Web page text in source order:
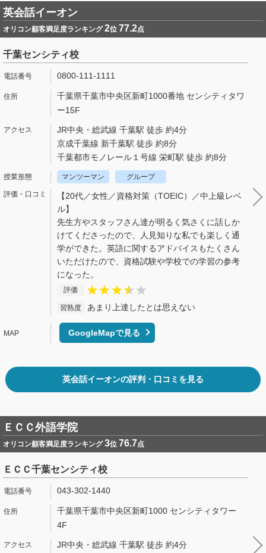
英会話イーオン
オリコン顧客満足度ランキング2位 77.2点
千葉センシティ校
0800-111-1111
千葉県千葉市中央区新町1000番地 センシティタワ
ー15F
JR中央・総武線 千葉駅 徒歩 約4分
京成千葉線 新千葉駅 徒歩 約8分
千葉都市モノレール１号線 栄町駅 徒歩 約8分
マンツーマン グループ
【20代／女性／資格対策（TOEIC）／中上級レベ
ル】
先生方やスタッフさん達が明るく気さくに話しか
けてくださったので、人見知りな私でも楽しく通
学ができた。英語に関するアドバイスもたくさん
いただけたので、資格試験や学校での学習の参考
になった。
評価
習熟度 あまり上達したとは思えない
GoogleMapで見る
英会話イーオンの評判・口コミを見る
ＥＣＣ外語学院
オリコン顧客満足度ランキング3位 76.7点
ＥＣＣ千葉センシティ校
043-302-1440
千葉県千葉市中央区新町1000 センシティタワー
4F
JR中央・総武線 千葉駅 徒歩 約4分